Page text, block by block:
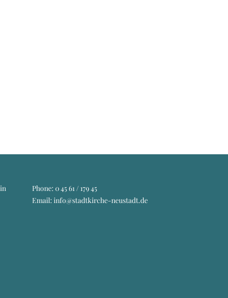
Phone: 0 45 61 / 179 45
Email: info@stadtkirche-neustadt.de